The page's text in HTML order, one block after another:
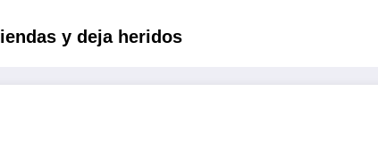
y deja heridos